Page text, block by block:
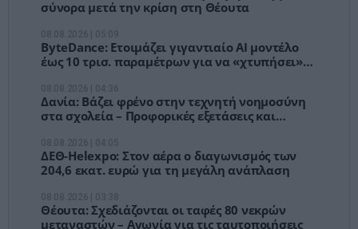
σύνορα μετά την κρίση στη Θέουτα
ByteDance: Ετοιμάζει γιγαντιαίο AI μοντέλο
έως 10 τρισ. παραμέτρων για να «χτυπήσει»
Δανία: Βάζει φρένο στην τεχνητή νοημοσύνη
στα σχολεία – Προφορικές εξετάσεις και
ΔΕΘ-Helexpo: Στον αέρα ο διαγωνισμός των
204,6 εκατ. ευρώ για τη μεγάλη ανάπλαση
Θέουτα: Σχεδιάζονται οι ταφές 80 νεκρών
μεταναστών – Αγωνία για τις ταυτοποιήσεις